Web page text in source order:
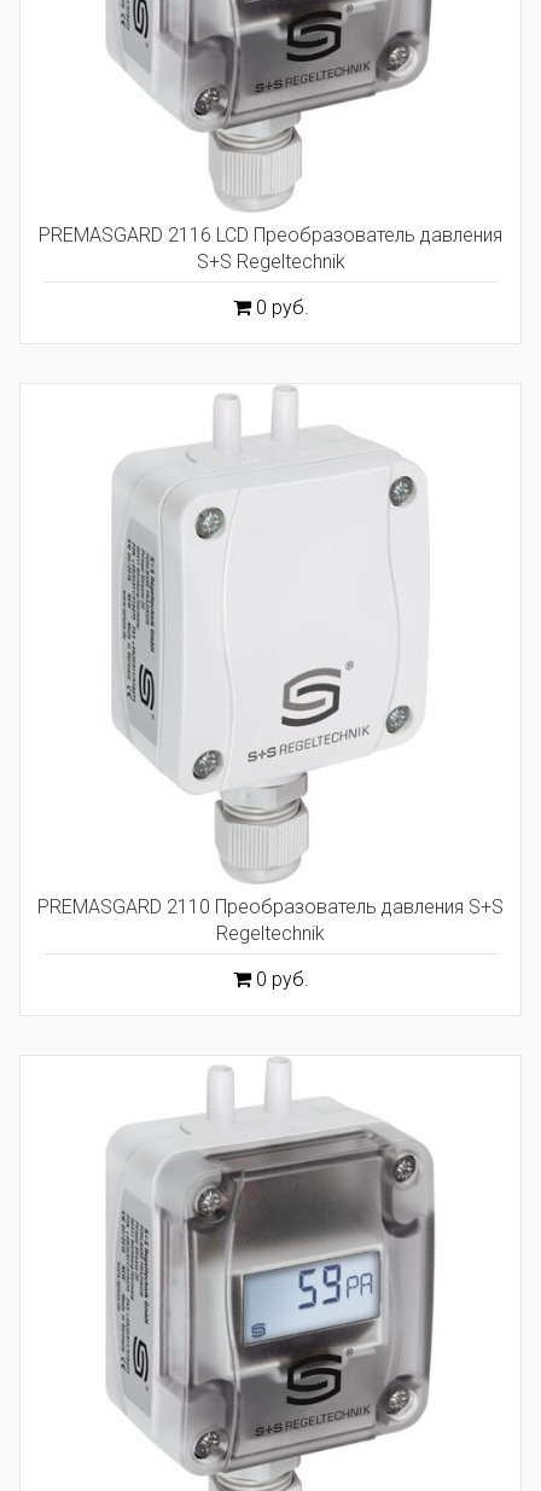
PREMASGARD 2116 LCD Преобразователь давления
S+S Regeltechnik
0 руб.
PREMASGARD 2110 Преобразователь давления S+S
Regeltechnik
0 руб.